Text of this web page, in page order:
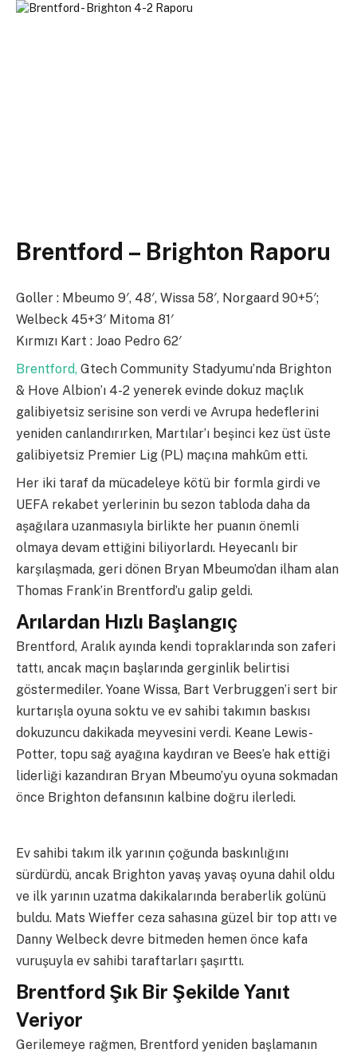
Brentford – Brighton Raporu
Goller : Mbeumo 9′, 48′, Wissa 58′, Norgaard 90+5′;
Welbeck 45+3′ Mitoma 81′
Kırmızı Kart : Joao Pedro 62′
Brentford, Gtech Community Stadyumu’nda Brighton
& Hove Albion’ı 4-2 yenerek evinde dokuz maçlık
galibiyetsiz serisine son verdi ve Avrupa hedeflerini
yeniden canlandırırken, Martılar’ı beşinci kez üst üste
galibiyetsiz Premier Lig (PL) maçına mahkûm etti.
Her iki taraf da mücadeleye kötü bir formla girdi ve
UEFA rekabet yerlerinin bu sezon tabloda daha da
aşağılara uzanmasıyla birlikte her puanın önemli
olmaya devam ettiğini biliyorlardı. Heyecanlı bir
karşılaşmada, geri dönen Bryan Mbeumo’dan ilham alan
Thomas Frank’in Brentford’u galip geldi.
Arılardan Hızlı Başlangıç
Brentford, Aralık ayında kendi topraklarında son zaferi
tattı, ancak maçın başlarında gerginlik belirtisi
göstermediler. Yoane Wissa, Bart Verbruggen’i sert bir
kurtarışla oyuna soktu ve ev sahibi takımın baskısı
dokuzuncu dakikada meyvesini verdi. Keane Lewis-
Potter, topu sağ ayağına kaydıran ve Bees’e hak ettiği
liderliği kazandıran Bryan Mbeumo’yu oyuna sokmadan
önce Brighton defansının kalbine doğru ilerledi.
Ev sahibi takım ilk yarının çoğunda baskınlığını
sürdürdü, ancak Brighton yavaş yavaş oyuna dahil oldu
ve ilk yarının uzatma dakikalarında beraberlik golünü
buldu. Mats Wieffer ceza sahasına güzel bir top attı ve
Danny Welbeck devre bitmeden hemen önce kafa
vuruşuyla ev sahibi taraftarları şaşırttı.
Brentford Şık Bir Şekilde Yanıt
Veriyor
Gerilemeye rağmen, Brentford yeniden başlamanın